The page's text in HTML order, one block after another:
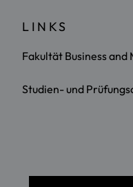
LINKS
Fakultät Business
Studien- und